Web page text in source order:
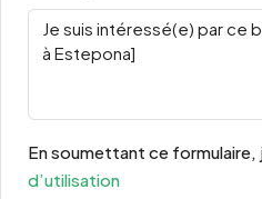
En soumettant ce formulaire,
d’utilisation